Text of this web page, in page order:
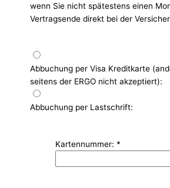
wenn Sie nicht spätestens einen
Vertragsende direkt bei der
Abbuchung per Visa Kreditkarte
seitens der ERGO nicht akzeptiert):
Abbuchung per Lastschrift:
Kartennummer: *